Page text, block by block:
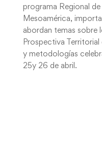
programa Regional
Mesoamérica,
abordan temas sobre
Prospectiva
y metodologías
25y 26 de abril.